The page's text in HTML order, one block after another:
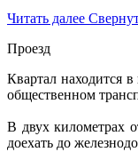
Читать далее
Проезд
Квартал находится
общественном
В двух километрах
доехать до